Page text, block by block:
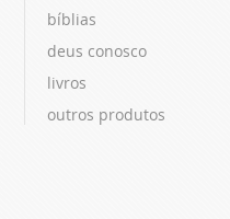
bíblias
deus conosco
livros
outros produtos